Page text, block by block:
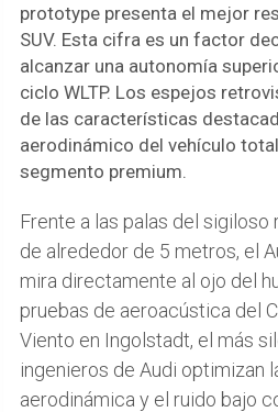
prototype presenta el mejor
SUV. Esta cifra es un factor
alcanzar una autonomía
ciclo WLTP. Los espejos
de las características
aerodinámico del vehículo
segmento premium.
Frente a las palas del
de alrededor de 5 metros, el
mira directamente al ojo del
pruebas de aeroacústica del
Viento en Ingolstadt, el más
ingenieros de Audi optimizan
aerodinámica y el ruido bajo